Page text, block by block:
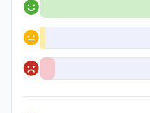
Positiv
Neutral
Negativ